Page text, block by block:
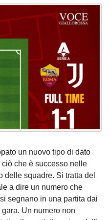
un nuovo tipo di dato
che è successo nelle
delle squadre. Si tratta del
a dire un numero che
segnano in una partita dai
Un numero non